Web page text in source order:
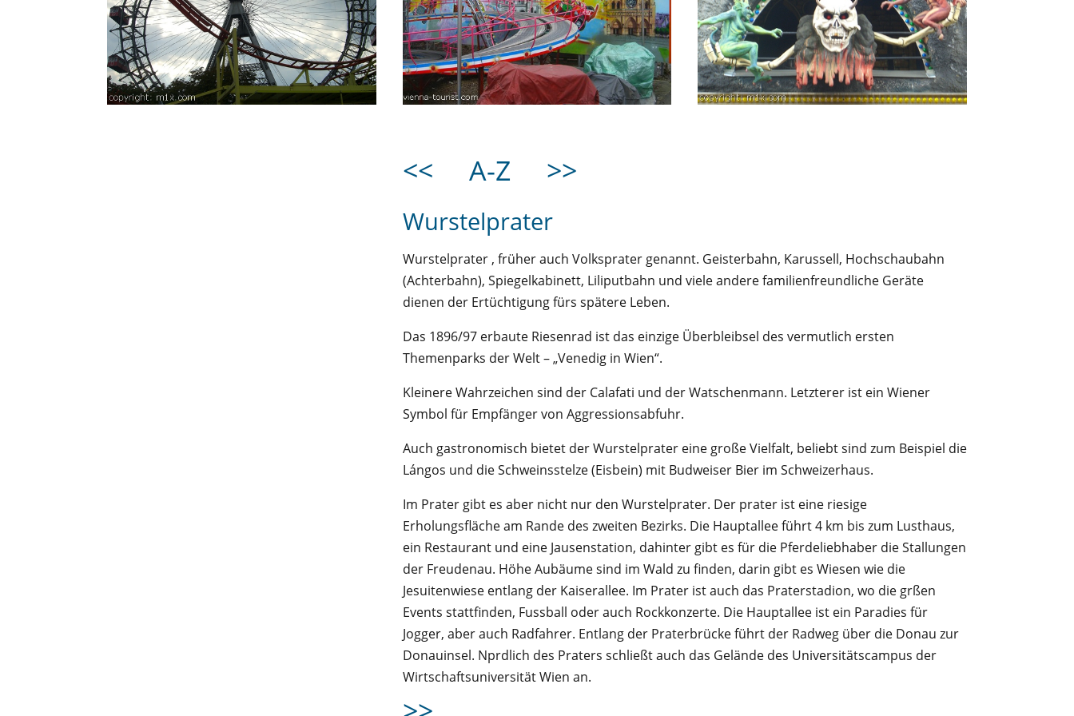
<< A-Z >>
Wurstelprater
Wurstelprater , früher auch Volksprater genannt. Geisterbahn, Karussell, Hochschaubahn
(Achterbahn), Spiegelkabinett, Liliputbahn und viele andere familienfreundliche Geräte
dienen der Ertüchtigung fürs spätere Leben.
Das 1896/97 erbaute Riesenrad ist das einzige Überbleibsel des vermutlich ersten
Themenparks der Welt – „Venedig in Wien“.
Kleinere Wahrzeichen sind der Calafati und der Watschenmann. Letzterer ist ein Wiener
Symbol für Empfänger von Aggressionsabfuhr.
Auch gastronomisch bietet der Wurstelprater eine große Vielfalt, beliebt sind zum Beispiel die
Lángos und die Schweinsstelze (Eisbein) mit Budweiser Bier im Schweizerhaus.
Im Prater gibt es aber nicht nur den Wurstelprater. Der prater ist eine riesige
Erholungsfläche am Rande des zweiten Bezirks. Die Hauptallee führt 4 km bis zum Lusthaus,
ein Restaurant und eine Jausenstation, dahinter gibt es für die Pferdeliebhaber die Stallungen
der Freudenau. Höhe Aubäume sind im Wald zu finden, darin gibt es Wiesen wie die
Jesuitenwiese entlang der Kaiserallee. Im Prater ist auch das Praterstadion, wo die grßen
Events stattfinden, Fussball oder auch Rockkonzerte. Die Hauptallee ist ein Paradies für
Jogger, aber auch Radfahrer. Entlang der Praterbrücke führt der Radweg über die Donau zur
Donauinsel. Nprdlich des Praters schließt auch das Gelände des Universitätscampus der
Wirtschaftsuniversität Wien an.